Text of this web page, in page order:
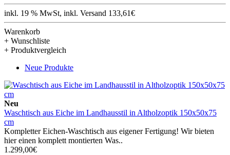
inkl. 19 % MwSt, inkl. Versand 133,61€
Warenkorb
+ Wunschliste
+ Produktvergleich
Neue Produkte
Neu
Waschtisch aus Eiche im Landhausstil in Altholzoptik 150x50x75
cm
Kompletter Eichen-Waschtisch aus eigener Fertigung! Wir bieten
hier einen komplett montierten Was..
1.299,00€